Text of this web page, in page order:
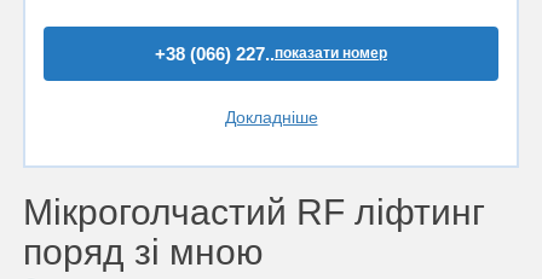
+38 (066) 227..показати номер
Докладніше
Мікроголчастий RF ліфтинг
поряд зі мною